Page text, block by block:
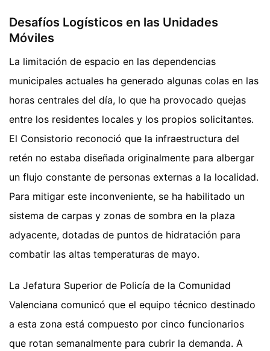
Desafíos Logísticos en las Unidades
Móviles
La limitación de espacio en las dependencias
municipales actuales ha generado algunas colas en las
horas centrales del día, lo que ha provocado quejas
entre los residentes locales y los propios solicitantes.
El Consistorio reconoció que la infraestructura del
retén no estaba diseñada originalmente para albergar
un flujo constante de personas externas a la localidad.
Para mitigar este inconveniente, se ha habilitado un
sistema de carpas y zonas de sombra en la plaza
adyacente, dotadas de puntos de hidratación para
combatir las altas temperaturas de mayo.
La Jefatura Superior de Policía de la Comunidad
Valenciana comunicó que el equipo técnico destinado
a esta zona está compuesto por cinco funcionarios
que rotan semanalmente para cubrir la demanda. A